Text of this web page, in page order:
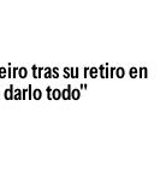
tras su retiro en
darlo todo"